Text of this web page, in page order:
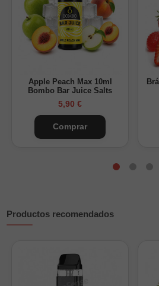
Descubre más sabores en nuestra
nicotina y combínalas con un buen
sacarles el máximo rendimiento.
Apple Peach Max 10ml
Bombo Bar Juice Salts
5,90 €
Comprar
Productos recomendados